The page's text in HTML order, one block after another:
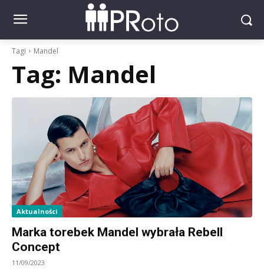
Tagi Mandel
Tag: Mandel
Aktualności
Marka torebek Mandel wybrała Rebell
Concept
11/09/2023